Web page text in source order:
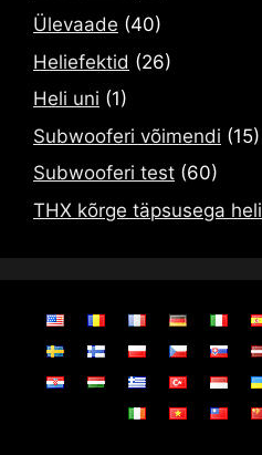
Ülevaade (40)
Heliefektid (26)
Heli uni (1)
Subwooferi võimendi (15)
Subwooferi test (60)
THX kõrge täpsusega heli